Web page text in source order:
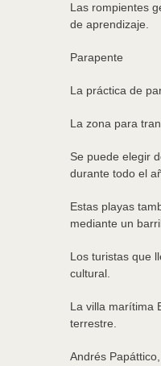
Las rompientes
de aprendizaje.
Parapente
La práctica de
La zona para
Se puede elegir
durante todo el
Estas playas
mediante un
Los turistas que
cultural.
La villa marítima
terrestre.
Andrés